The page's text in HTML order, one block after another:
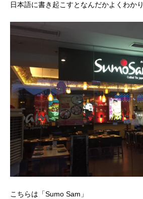
日本語に書き起こすとなんだかよくわかり
こちらは「Sumo Sam」